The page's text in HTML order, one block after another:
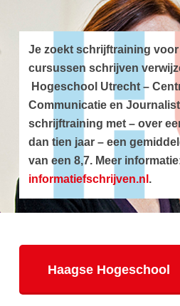
Je zoekt schrijftraining
cursussen schrijven
Hogeschool Utrecht –
Communicatie en
schrijftraining met – over
dan tien jaar – een
van een 8,7. Meer
informatiefschrijven.nl .
Haagse Hogeschool